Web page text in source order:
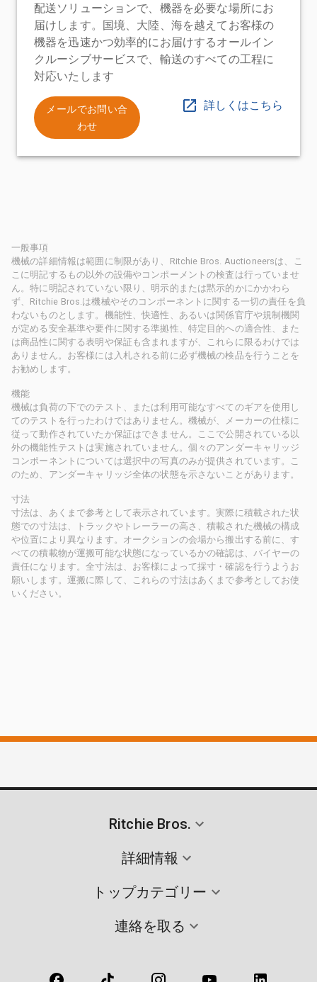
配送ソリューションで、機器を必要な場所にお
届けします。国境、大陸、海を越えてお客様の
機器を迅速かつ効率的にお届けするオールイン
クルーシブサービスで、輸送のすべての工程に
対応いたします
メールでお問い合
わせ
詳しくはこちら
一般事項
機械の詳細情報は範囲に制限があり、Ritchie Bros. Auctioneersは、こ
こに明記するもの以外の設備やコンポーメントの検査は行っていませ
ん。特に明記されていない限り、明示的または黙示的かにかかわら
ず、Ritchie Bros.は機械やそのコンポーネントに関する一切の責任を負
わないものとします。機能性、快適性、あるいは関係官庁や規制機関
が定める安全基準や要件に関する準拠性、特定目的への適合性、また
は商品性に関する表明や保証も含まれますが、これらに限るわけでは
ありません。お客様には入札される前に必ず機械の検品を行うことを
お勧めします。
機能
機械は負荷の下でのテスト、または利用可能なすべてのギアを使用し
てのテストを行ったわけではありません。機械が、メーカーの仕様に
従って動作されていたか保証はできません。ここで公開されている以
外の機能性テストは実施されていません。個々のアンダーキャリッジ
コンポーネントについては選択中の写真のみが提供されています。こ
のため、アンダーキャリッジ全体の状態を示さないことがあります。
寸法
寸法は、あくまで参考として表示されています。実際に積載された状
態での寸法は、トラックやトレーラーの高さ、積載された機械の構成
や位置により異なります。オークションの会場から搬出する前に、す
べての積載物が運搬可能な状態になっているかの確認は、バイヤーの
責任になります。全寸法は、お客様によって採寸・確認を行うようお
願いします。運搬に際して、これらの寸法はあくまで参考としてお使
いください。
Ritchie Bros.
詳細情報
トップカテゴリー
連絡を取る